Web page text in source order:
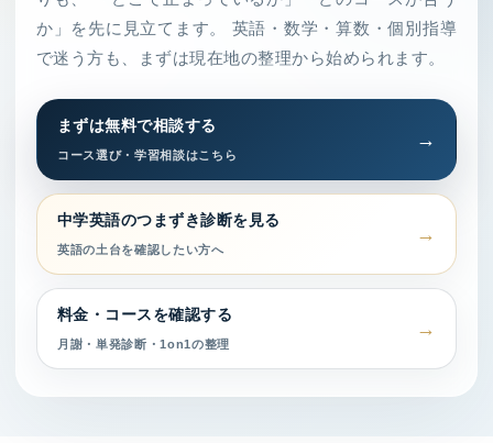
か」を先に見立てます。 英語・数学・算数・個別指導
で迷う方も、まずは現在地の整理から始められます。
まずは無料で相談する
コース選び・学習相談はこちら
中学英語のつまずき診断を見る
英語の土台を確認したい方へ
料金・コースを確認する
月謝・単発診断・1on1の整理